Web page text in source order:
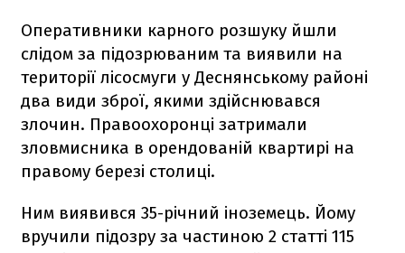
Оперативники карного розшуку йшли
слідом за підозрюваним та виявили на
території лісосмуги у Деснянському районі
два види зброї, якими здійснювався
злочин. Правоохоронці затримали
зловмисника в орендованій квартирі на
правому березі столиці.
Ним виявився 35-річний іноземець. Йому
вручили підозру за частиною 2 статті 115